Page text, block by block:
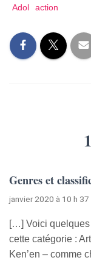
Adol
action
Genres et
janvier 2020 à 10 h 37
[…] Voici quelques
cette catégorie :
Ken’en – comme